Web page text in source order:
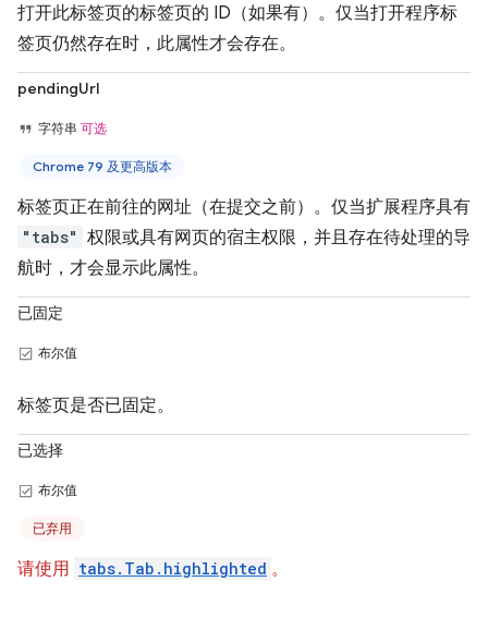
打开此标签页的标签页的 ID（如果有）。仅当打开程序标
签页仍然存在时，此属性才会存在。
pendingUrl
字符串 可选
Chrome 79 及更高版本
标签页正在前往的网址（在提交之前）。仅当扩展程序具有
"tabs" 权限或具有网页的宿主权限，并且存在待处理的导
航时，才会显示此属性。
已固定
布尔值
标签页是否已固定。
已选择
布尔值
已弃用
请使用 tabs.Tab.highlighted 。